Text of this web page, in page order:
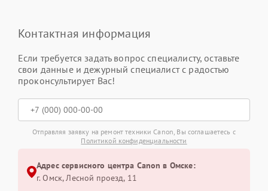
Контактная информация
Если требуется задать вопрос специалисту, оставьте
свои данные и дежурный специалист с радостью
проконсультирует Вас!
Отправляя заявку на ремонт техники Canon, Вы соглашаетесь с
Политикой конфиденциальности
Адрес сервисного центра Canon в Омске:
г. Омск, ​Лесной проезд, 11